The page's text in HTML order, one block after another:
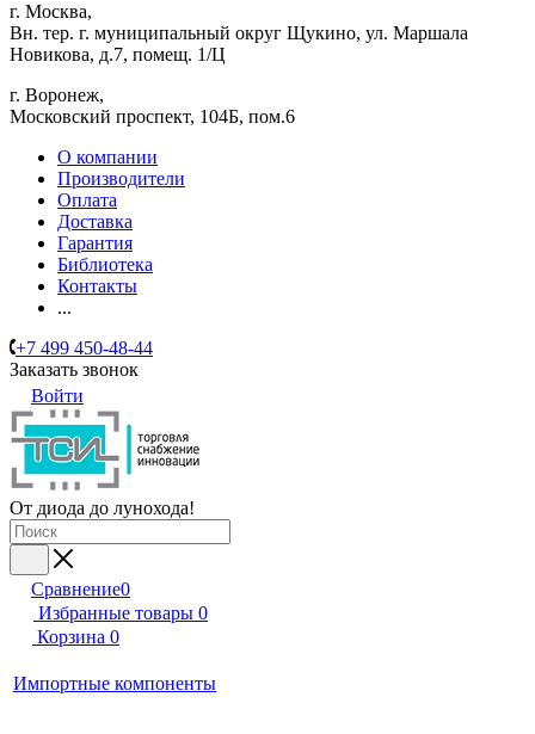
г. Москва,
Вн. тер. г. муниципальный округ Щукино, ул. Маршала
Новикова, д.7, помещ. 1/Ц
г. Воронеж,
​Московский проспект, 104Б, пом.6
О компании
Производители
Оплата
Доставка
Гарантия
Библиотека
Контакты
...
+7 499 450-48-44
Заказать звонок
Войти
От диода до лунохода!
Сравнение0
Избранные товары 0
Корзина 0
Импортные компоненты